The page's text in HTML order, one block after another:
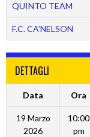
QUINTO TEAM
F.C. CA’NELSON
DETTAGLI
Data Ora
19 Marzo
2026
10:00
pm